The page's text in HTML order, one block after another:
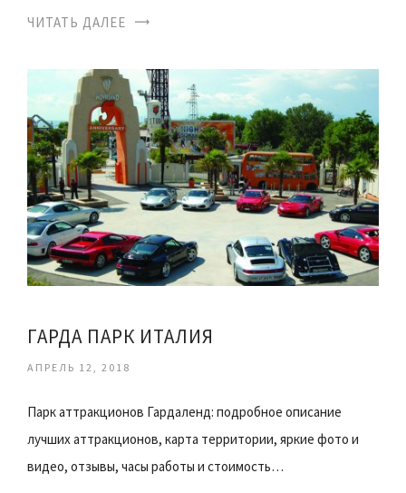
ЧИТАТЬ ДАЛЕЕ
ГАРДА ПАРК ИТАЛИЯ
АПРЕЛЬ 12, 2018
Парк аттракционов Гардаленд: подробное описание
лучших аттракционов, карта территории, яркие фото и
видео, отзывы, часы работы и стоимость…